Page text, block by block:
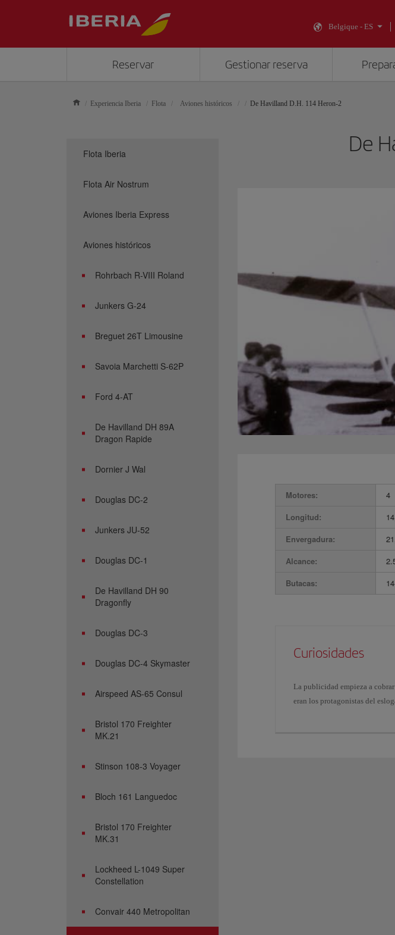
Belgique - ES
Reservar Gestionar reserva
Experiencia Iberia Flota Aviones históricos De Havilland D.H. 114 Heron-2
De
Motores: 4
Longitud:
Envergadura:
Alcance:
Butacas:
Curiosidades
La publicidad empieza a
eran los protagonistas del
Flota Iberia
Flota Air Nostrum
Aviones Iberia Express
Aviones históricos
Rohrbach R-VIII Roland
Junkers G-24
Breguet 26T Limousine
Savoia Marchetti S-62P
Ford 4-AT
De Havilland DH 89A
Dragon Rapide
Dornier J Wal
Douglas DC-2
Junkers JU-52
Douglas DC-1
De Havilland DH 90
Dragonfly
Douglas DC-3
Douglas DC-4 Skymaster
Airspeed AS-65 Consul
Bristol 170 Freighter
MK.21
Stinson 108-3 Voyager
Bloch 161 Languedoc
Bristol 170 Freighter
MK.31
Lockheed L-1049 Super
Constellation
Convair 440 Metropolitan